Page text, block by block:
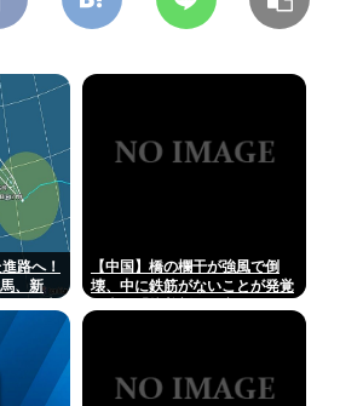
路へ！
、新
【中国】橋の欄干が強風で倒
壊、中に鉄筋がないことが発覚